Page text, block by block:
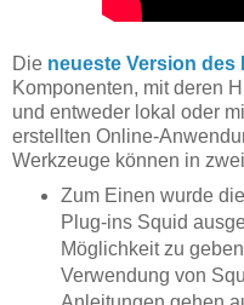
Die neueste Version des
Komponenten, mit deren
und entweder lokal oder
erstellten Online-
Werkzeuge können in
Zum Einen wurde
Plug-ins Squid
Möglichkeit zu
Verwendung von